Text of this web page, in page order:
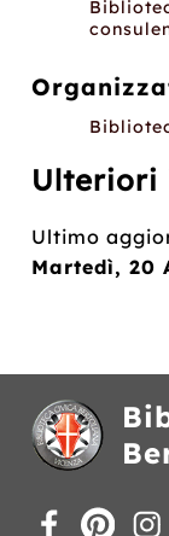
Ulteriori
Ultimo
Martedì, 20